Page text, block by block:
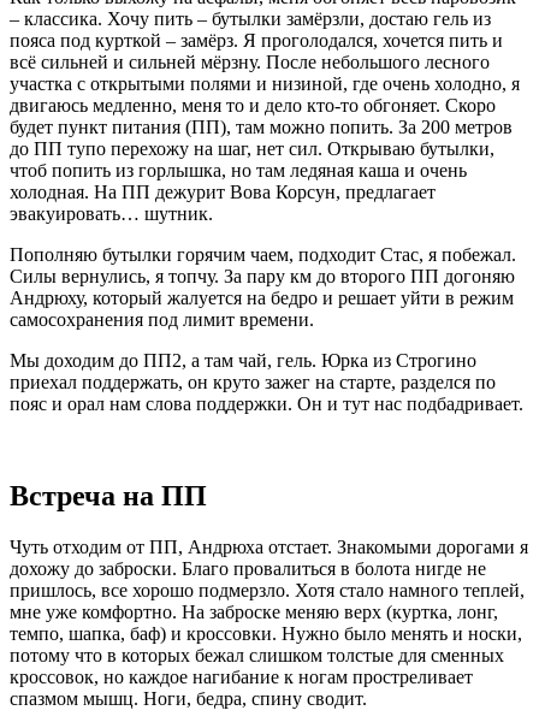
– классика. Хочу пить – бутылки замёрзли, достаю гель из
пояса под курткой – замёрз. Я проголодался, хочется пить и
всё сильней и сильней мёрзну. После небольшого лесного
участка с открытыми полями и низиной, где очень холодно, я
двигаюсь медленно, меня то и дело кто-то обгоняет. Скоро
будет пункт питания (ПП), там можно попить. За 200 метров
до ПП тупо перехожу на шаг, нет сил. Открываю бутылки,
чтоб попить из горлышка, но там ледяная каша и очень
холодная. На ПП дежурит Вова Корсун, предлагает
эвакуировать… шутник.
Пополняю бутылки горячим чаем, подходит Стас, я побежал.
Силы вернулись, я топчу. За пару км до второго ПП догоняю
Андрюху, который жалуется на бедро и решает уйти в режим
самосохранения под лимит времени.
Мы доходим до ПП2, а там чай, гель. Юрка из Строгино
приехал поддержать, он круто зажег на старте, разделся по
пояс и орал нам слова поддержки. Он и тут нас подбадривает.
Встреча на ПП
Чуть отходим от ПП, Андрюха отстает. Знакомыми дорогами я
дохожу до заброски. Благо провалиться в болота нигде не
пришлось, все хорошо подмерзло. Хотя стало намного теплей,
мне уже комфортно. На заброске меняю верх (куртка, лонг,
темпо, шапка, баф) и кроссовки. Нужно было менять и носки,
потому что в которых бежал слишком толстые для сменных
кроссовок, но каждое нагибание к ногам простреливает
спазмом мышц. Ноги, бедра, спину сводит.